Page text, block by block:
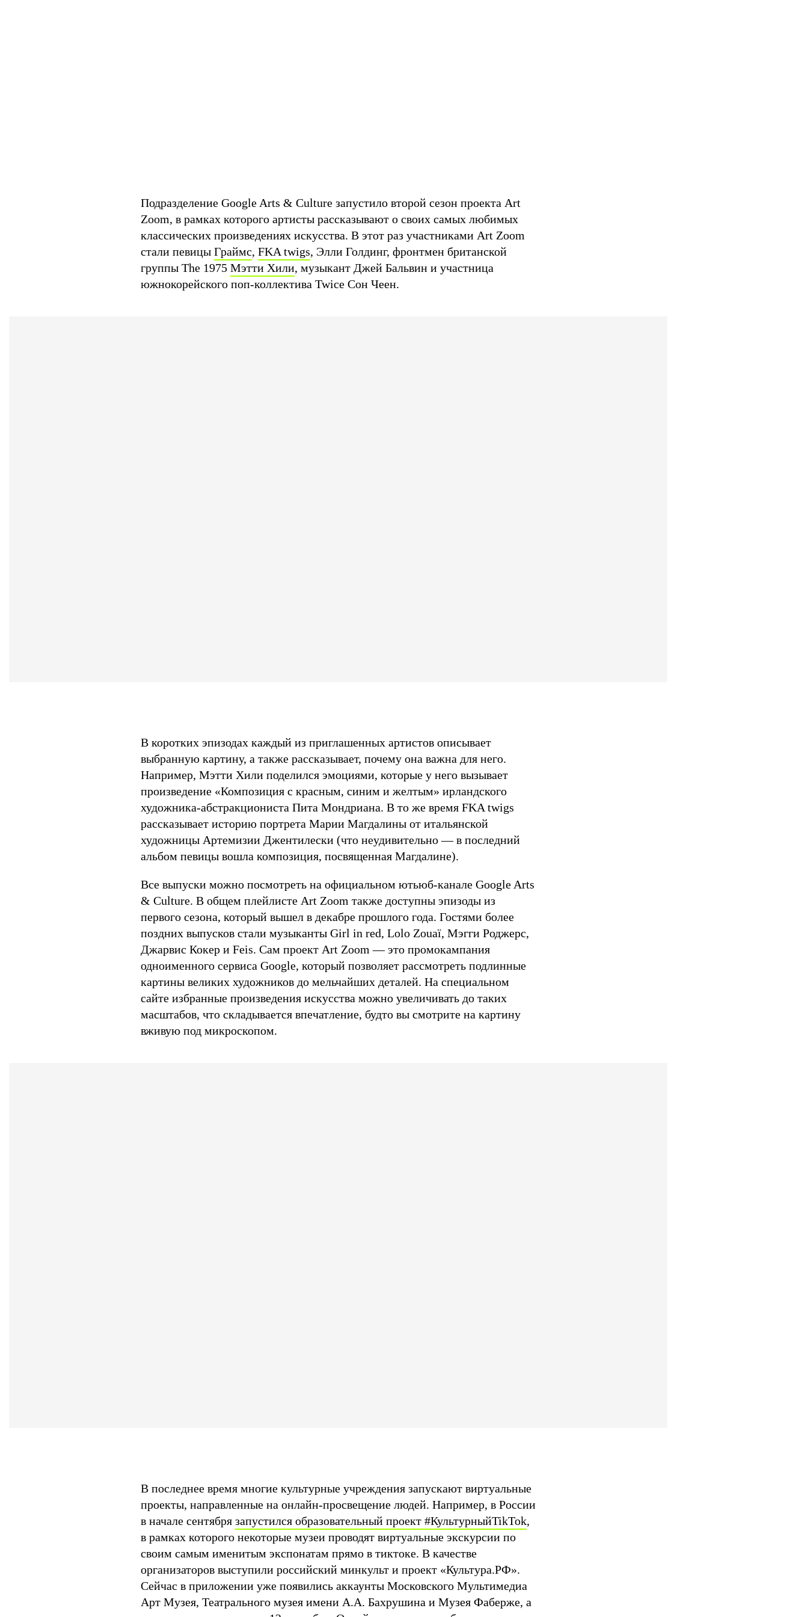
Подразделение Google Arts & Culture запустило второй сезон проекта Art
Zoom, в рамках которого артисты рассказывают о своих самых любимых
классических произведениях искусства. В этот раз участниками Art Zoom
стали певицы Граймс, FKA twigs, Элли Голдинг, фронтмен британской
группы The 1975 Мэтти Хили, музыкант Джей Бальвин и участница
южнокорейского поп-коллектива Twice Сон Чеен.
В коротких эпизодах каждый из приглашенных артистов описывает
выбранную картину, а также рассказывает, почему она важна для него.
Например, Мэтти Хили поделился эмоциями, которые у него вызывает
произведение «Композиция с красным, синим и желтым» ирландского
художника-абстракциониста Пита Мондриана. В то же время FKA twigs
рассказывает историю портрета Марии Магдалины от итальянской
художницы Артемизии Джентилески (что неудивительно — в последний
альбом певицы вошла композиция, посвященная Магдалине).
Все выпуски можно посмотреть на официальном ютьюб-канале Google Arts
& Culture. В общем плейлисте Art Zoom также доступны эпизоды из
первого сезона, который вышел в декабре прошлого года. Гостями более
поздних выпусков стали музыканты Girl in red, Lolo Zouaï, Мэгги Роджерс,
Джарвис Кокер и Feis. Сам проект Art Zoom — это промокампания
одноименного сервиса Google, который позволяет рассмотреть подлинные
картины великих художников до мельчайших деталей. На специальном
сайте избранные произведения искусства можно увеличивать до таких
масштабов, что складывается впечатление, будто вы смотрите на картину
вживую под микроскопом.
В последнее время многие культурные учреждения запускают виртуальные
проекты, направленные на онлайн-просвещение людей. Например, в России
в начале сентября запустился образовательный проект #КультурныйTikTok,
в рамках которого некоторые музеи проводят виртуальные экскурсии по
своим самым именитым экспонатам прямо в тиктоке. В качестве
организаторов выступили российский минкульт и проект «Культура.РФ».
Сейчас в приложении уже появились аккаунты Московского Мультимедиа
Арт Музея, Театрального музея имени А.А. Бахрушина и Музея Фаберже, а